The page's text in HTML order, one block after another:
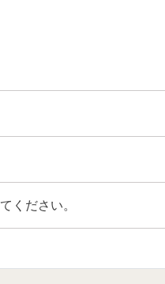
ください。